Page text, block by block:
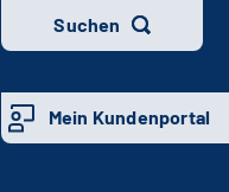
Suchen
Mein Kundenportal